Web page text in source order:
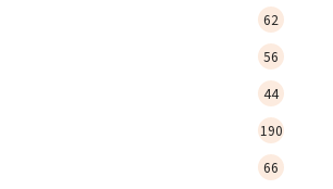
62
56
44
190
66